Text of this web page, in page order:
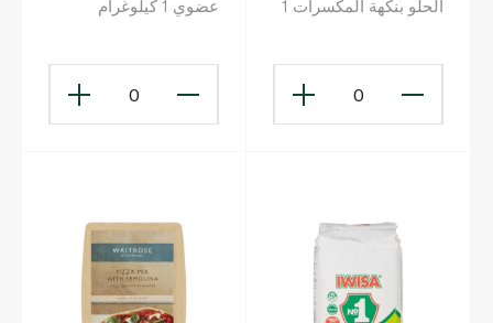
الحلو بنكهة المكسرات 1
0
عضوي 1 كيلوغرام
0